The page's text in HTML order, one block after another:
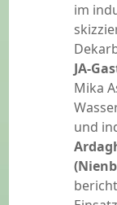
im
JA-
Mika
und